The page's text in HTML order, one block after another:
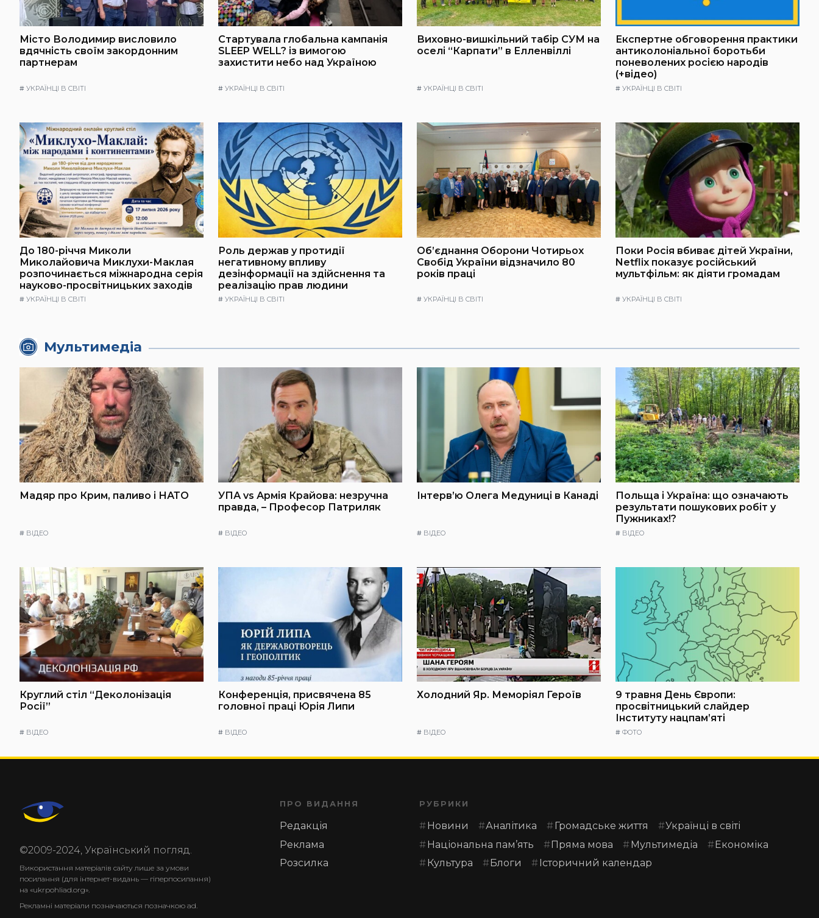
Місто Володимир висловило
вдячність своїм закордонним
партнерам
# УКРАЇНЦІ В СВІТІ
Стартувала глобальна кампанія
SLEEP WELL? із вимогою
захистити небо над Україною
# УКРАЇНЦІ В СВІТІ
Виховно-вишкільний табір СУМ на
оселі “Карпати” в Елленвіллі
# УКРАЇНЦІ В СВІТІ
Експертне обговорення практики
антиколоніальної боротьби
поневолених росією народів
(+відео)
# УКРАЇНЦІ В СВІТІ
До 180-річчя Миколи
Миколайовича Миклухи-Маклая
розпочинається міжнародна серія
науково-просвітницьких заходів
# УКРАЇНЦІ В СВІТІ
Роль держав у протидії
негативному впливу
дезінформації на здійснення та
реалізацію прав людини
# УКРАЇНЦІ В СВІТІ
Об’єднання Оборони Чотирьох
Свобід України відзначило 80
років праці
# УКРАЇНЦІ В СВІТІ
Поки Росія вбиває дітей України,
Netflix показує російський
мультфільм: як діяти громадам
# УКРАЇНЦІ В СВІТІ
Мультимедіа
Мадяр про Крим, паливо і НАТО
# ВІДЕО
УПА vs Армія Крайова: незручна
правда, – Професор Патриляк
# ВІДЕО
Інтерв’ю Олега Медуниці в Канаді
# ВІДЕО
Польща і Україна: що означають
результати пошукових робіт у
Пужниках!?
# ВІДЕО
Круглий стіл “Деколонізація
Росії”
# ВІДЕО
Конференція, присвячена 85
головної праці Юрія Липи
# ВІДЕО
Холодний Яр. Меморіял Героїв
# ВІДЕО
9 травня День Європи:
просвітницький слайдер
Інституту нацпам’яті
# ФОТО
©2009-2024, Український погляд.
Використання матеріалів сайту лише за умови
посилання (для інтернет-видань — гіперпосилання)
на «ukrpohliad.org».
Рекламні матеріали позначаються позначкою ad.
ПРО ВИДАННЯ
Редакція
Реклама
Розсилка
РУБРИКИ
Новини Аналітика Громадське життя
Українці в світі
Національна пам’ять
Пряма мова Мультимедіа
Економіка
Культура
Блоги Історичний календар